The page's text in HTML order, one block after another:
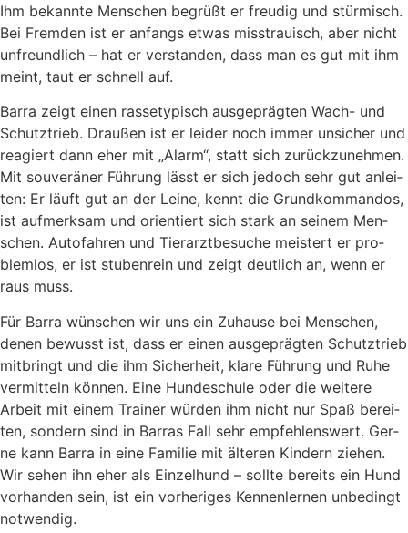
Ihm bekann­te Men­schen begrüßt er freu­dig und stür­misch.
Bei Frem­den ist er anfangs etwas miss­trau­isch, aber nicht
unfreund­lich – hat er ver­stan­den, dass man es gut mit ihm
meint, taut er schnell auf.
Bar­ra zeigt einen ras­se­ty­pisch aus­ge­präg­ten Wach- und
Schutz­trieb. Drau­ßen ist er lei­der noch immer unsi­cher und
reagiert dann eher mit „Alarm“, statt sich zurück­zu­neh­men.
Mit sou­ve­rä­ner Füh­rung lässt er sich jedoch sehr gut anlei­
ten: Er läuft gut an der Lei­ne, kennt die Grund­kom­man­dos,
ist auf­merk­sam und ori­en­tiert sich stark an sei­nem Men­
schen. Auto­fah­ren und Tier­arzt­be­su­che meis­tert er pro­
blem­los, er ist stu­ben­rein und zeigt deut­lich an, wenn er
raus muss.
Für Bar­ra wün­schen wir uns ein Zuhau­se bei Men­schen,
denen bewusst ist, dass er einen aus­ge­präg­ten Schutz­trieb
mit­bringt und die ihm Sicher­heit, kla­re Füh­rung und Ruhe
ver­mit­teln kön­nen. Eine Hun­de­schu­le oder die wei­te­re
Arbeit mit einem Trai­ner wür­den ihm nicht nur Spaß berei­
ten, son­dern sind in Bar­ras Fall sehr emp­feh­lens­wert. Ger­
ne kann Bar­ra in eine Fami­lie mit älte­ren Kin­dern zie­hen.
Wir sehen ihn eher als Ein­zel­hund – soll­te bereits ein Hund
vor­han­den sein, ist ein vor­he­ri­ges Ken­nen­ler­nen unbe­dingt
not­wen­dig.